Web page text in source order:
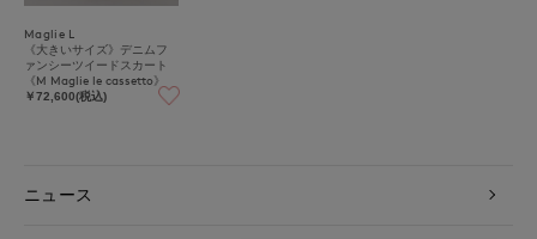
Maglie L
《大きいサイズ》デニムフ
ァンシーツイードスカート
《M Maglie le cassetto》
￥72,600(税込)
ニュース